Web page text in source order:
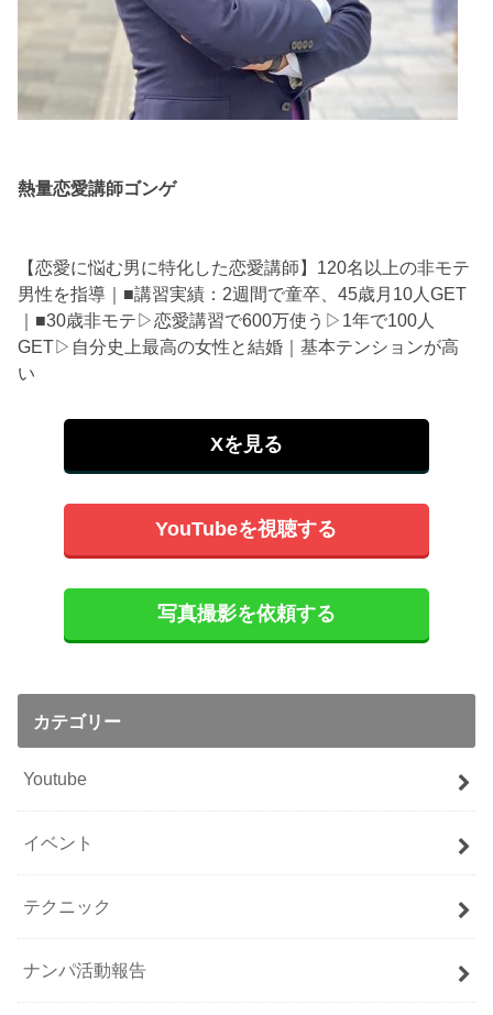
熱量恋愛講師ゴンゲ
【恋愛に悩む男に特化した恋愛講師】120名以上の非モテ
男性を指導｜■講習実績：2週間で童卒、45歳月10人GET
｜■30歳非モテ▷恋愛講習で600万使う▷1年で100人
GET▷自分史上最高の女性と結婚｜基本テンションが高
い
Xを見る
YouTubeを視聴する
写真撮影を依頼する
カテゴリー
Youtube
イベント
テクニック
ナンパ活動報告